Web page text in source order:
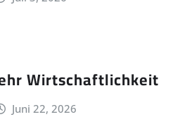
Wirtschaftlichkeit
Juni 22, 2026